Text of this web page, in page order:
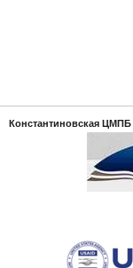
Константиновская ЦМПБ